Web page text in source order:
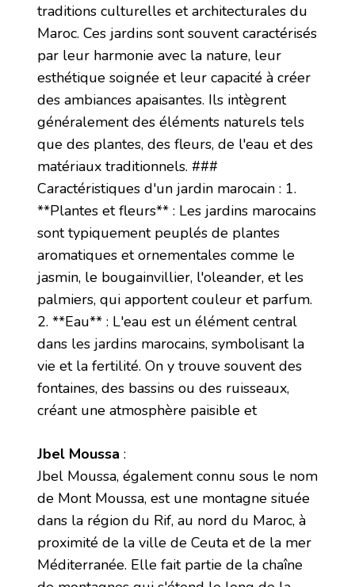
traditions culturelles et architecturales du
Maroc. Ces jardins sont souvent caractérisés
par leur harmonie avec la nature, leur
esthétique soignée et leur capacité à créer
des ambiances apaisantes. Ils intègrent
généralement des éléments naturels tels
que des plantes, des fleurs, de l'eau et des
matériaux traditionnels. ###
Caractéristiques d'un jardin marocain : 1.
**Plantes et fleurs** : Les jardins marocains
sont typiquement peuplés de plantes
aromatiques et ornementales comme le
jasmin, le bougainvillier, l'oleander, et les
palmiers, qui apportent couleur et parfum.
2. **Eau** : L'eau est un élément central
dans les jardins marocains, symbolisant la
vie et la fertilité. On y trouve souvent des
fontaines, des bassins ou des ruisseaux,
créant une atmosphère paisible et
Jbel Moussa :
Jbel Moussa, également connu sous le nom
de Mont Moussa, est une montagne située
dans la région du Rif, au nord du Maroc, à
proximité de la ville de Ceuta et de la mer
Méditerranée. Elle fait partie de la chaîne